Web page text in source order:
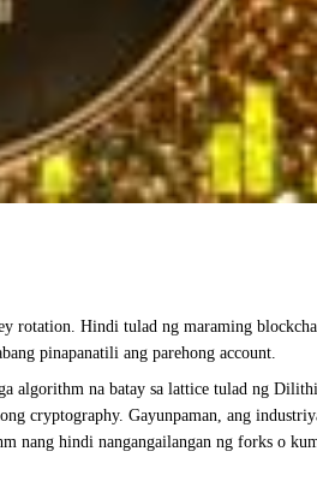
rotation. Hindi tulad ng maraming
pinapanatili ang parehong account.
algorithm na batay sa lattice tulad ng
cryptography. Gayunpaman, ang
nang hindi nangangailangan ng forks o